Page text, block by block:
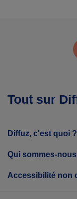
Tout sur
Diffuz, c'est quoi ?
Qui sommes-
Accessibilité non